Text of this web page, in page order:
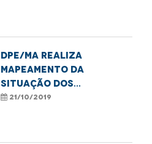
DPE/MA realiza
mapeamento da
situação dos
encarcerados no
21/10/2019